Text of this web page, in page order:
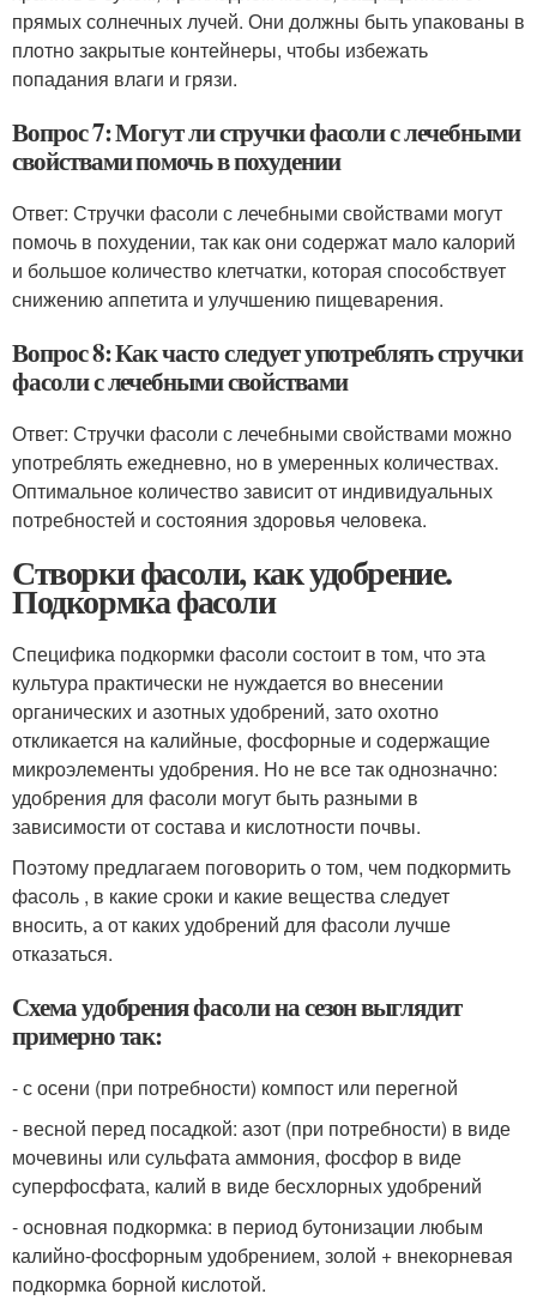
прямых солнечных лучей. Они должны быть упакованы в
плотно закрытые контейнеры, чтобы избежать
попадания влаги и грязи.
Вопрос 7: Могут ли стручки фасоли с лечебными
свойствами помочь в похудении
Ответ: Стручки фасоли с лечебными свойствами могут
помочь в похудении, так как они содержат мало калорий
и большое количество клетчатки, которая способствует
снижению аппетита и улучшению пищеварения.
Вопрос 8: Как часто следует употреблять стручки
фасоли с лечебными свойствами
Ответ: Стручки фасоли с лечебными свойствами можно
употреблять ежедневно, но в умеренных количествах.
Оптимальное количество зависит от индивидуальных
потребностей и состояния здоровья человека.
Створки фасоли, как удобрение.
Подкормка фасоли
Специфика подкормки фасоли состоит в том, что эта
культура практически не нуждается во внесении
органических и азотных удобрений, зато охотно
откликается на калийные, фосфорные и содержащие
микроэлементы удобрения. Но не все так однозначно:
удобрения для фасоли могут быть разными в
зависимости от состава и кислотности почвы.
Поэтому предлагаем поговорить о том, чем подкормить
фасоль , в какие сроки и какие вещества следует
вносить, а от каких удобрений для фасоли лучше
отказаться.
Схема удобрения фасоли на сезон выглядит
примерно так:
- с осени (при потребности) компост или перегной
- весной перед посадкой: азот (при потребности) в виде
мочевины или сульфата аммония, фосфор в виде
суперфосфата, калий в виде бесхлорных удобрений
- основная подкормка: в период бутонизации любым
калийно-фосфорным удобрением, золой + внекорневая
подкормка борной кислотой.